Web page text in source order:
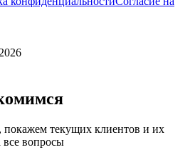
2026
текущих клиентов и их
все вопросы